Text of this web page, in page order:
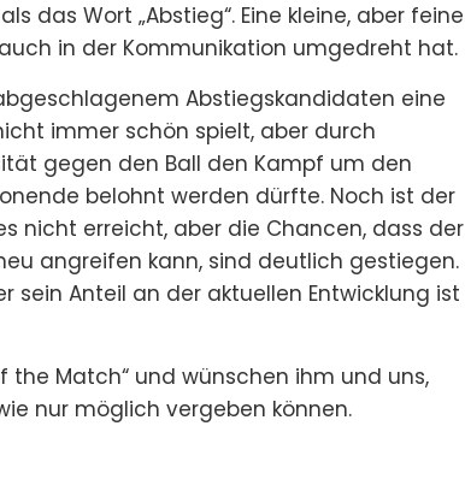
das Wort „Abstieg“. Eine kleine, aber feine
in der Kommunikation umgedreht hat.
Abstiegskandidaten eine
immer schön spielt, aber durch
gegen den Ball den Kampf um den
belohnt werden dürfte. Noch ist der
nicht erreicht, aber die Chancen, dass der
angreifen kann, sind deutlich gestiegen.
sein Anteil an der aktuellen Entwicklung ist
the Match“ und wünschen ihm und uns,
nur möglich vergeben können.